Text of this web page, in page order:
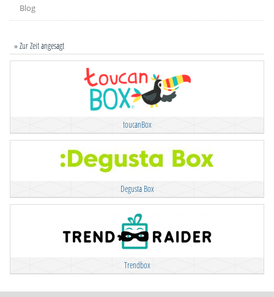
Blog
» Zur Zeit angesagt
toucanBox
Degusta Box
Trendbox